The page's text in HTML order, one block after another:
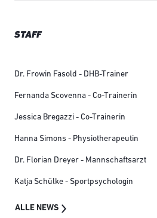
STAFF
Dr. Frowin Fasold - DHB-Trainer
Fernanda Scovenna - Co-Trainerin
Jessica Bregazzi - Co-Trainerin
Hanna Simons - Physiotherapeutin
Dr. Florian Dreyer - Mannschaftsarzt
Katja Schülke - Sportpsychologin
ALLE NEWS